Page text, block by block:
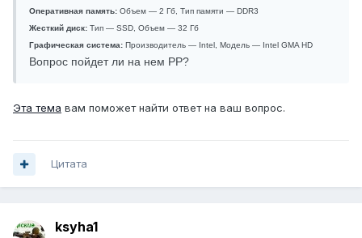
Оперативная память: Объем — 2 Гб, Тип памяти — DDR3
Жесткий диск: Тип — SSD, Объем — 32 Гб
Графическая система: Производитель — Intel, Модель — Intel GMA HD
Вопрос пойдет ли на нем РР?
Эта тема вам поможет найти ответ на ваш вопрос.
Цитата
ksyha1